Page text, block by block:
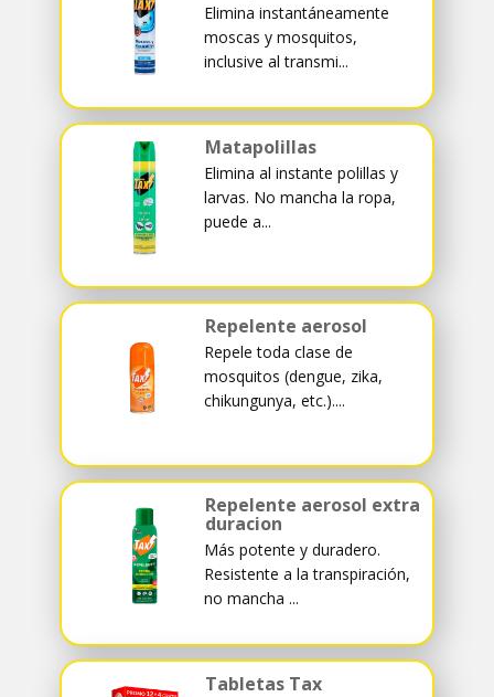
Elimina instantáneamente
moscas y mosquitos,
inclusive al transmi...
Matapolillas
Elimina al instante polillas y
larvas. No mancha la ropa,
puede a...
Repelente aerosol
Repele toda clase de
mosquitos (dengue, zika,
chikungunya, etc.)....
Repelente aerosol extra
duracion
Más potente y duradero.
Resistente a la transpiración,
no mancha ...
Tabletas Tax